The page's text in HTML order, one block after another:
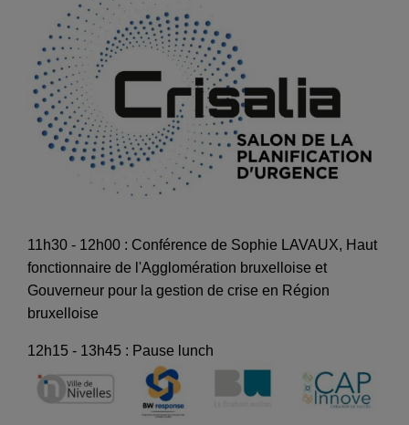
11h30 - 12h00 : Conférence de Sophie LAVAUX, Haut
fonctionnaire de l'Agglomération bruxelloise et
Gouverneur pour la gestion de crise en Région
bruxelloise
12h15 - 13h45 : Pause lunch